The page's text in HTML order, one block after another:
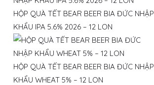
HỘP QUÀ TẾT BEAR BEER BIA ĐỨC NHẬP
KHẨU IPA 5.6% 2026 – 12 LON
HỘP QUÀ TẾT BEAR BEER BIA ĐỨC NHẬP
KHẨU WHEAT 5% – 12 LON